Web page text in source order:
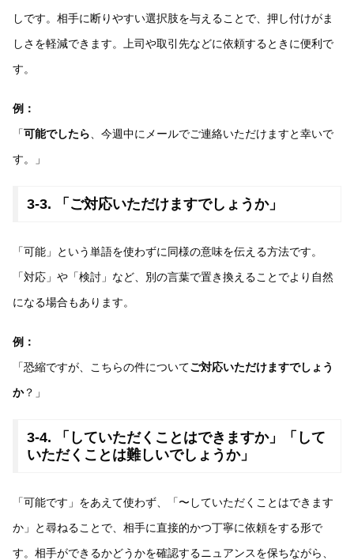
しです。相手に断りやすい選択肢を与えることで、押し付けがま
しさを軽減できます。上司や取引先などに依頼するときに便利で
す。
例：
「可能でしたら 、今週中にメールでご連絡いただけますと幸いで
す。」
3-3. 「ご対応いただけますでしょうか」
「可能」という単語を使わずに同様の意味を伝える方法です。
「対応」や「検討」など、別の言葉で置き換えることでより自然
になる場合もあります。
例：
「恐縮ですが、こちらの件についてご対応いただけますでしょう
か？」
3-4. 「していただくことはできますか」「して
いただくことは難しいでしょうか」
「可能です」をあえて使わず、「〜していただくことはできます
か」と尋ねることで、相手に直接的かつ丁寧に依頼をする形で
す。相手ができるかどうかを確認するニュアンスを保ちながら、